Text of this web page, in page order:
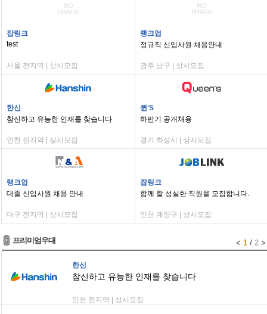
잡링크
test
서울 전지역 | 상시모집
랭크업
정규직 신입사원 채용안내
광주 남구 | 상시모집
한신
참신하고 유능한 인재를 찾습니다
인천 전지역 | 상시모집
퀸'S
하반기 공개채용
경기 화성시 | 상시모집
랭크업
대졸 신입사원 채용 안내
대구 전지역 | 상시모집
잡링크
함께 할 성실한 직원을 모집합니다.
인천 계양구 | 상시모집
프리미엄우대 < 1 / 2 >
한신
참신하고 유능한 인재를 찾습니다
인천 전지역 | 상시모집